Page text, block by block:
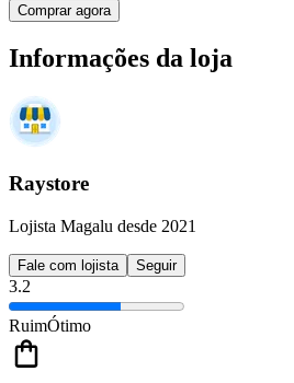
Comprar agora
Informações da loja
Raystore
Lojista Magalu desde 2021
Fale com lojista Seguir
3.2
RuimÓtimo